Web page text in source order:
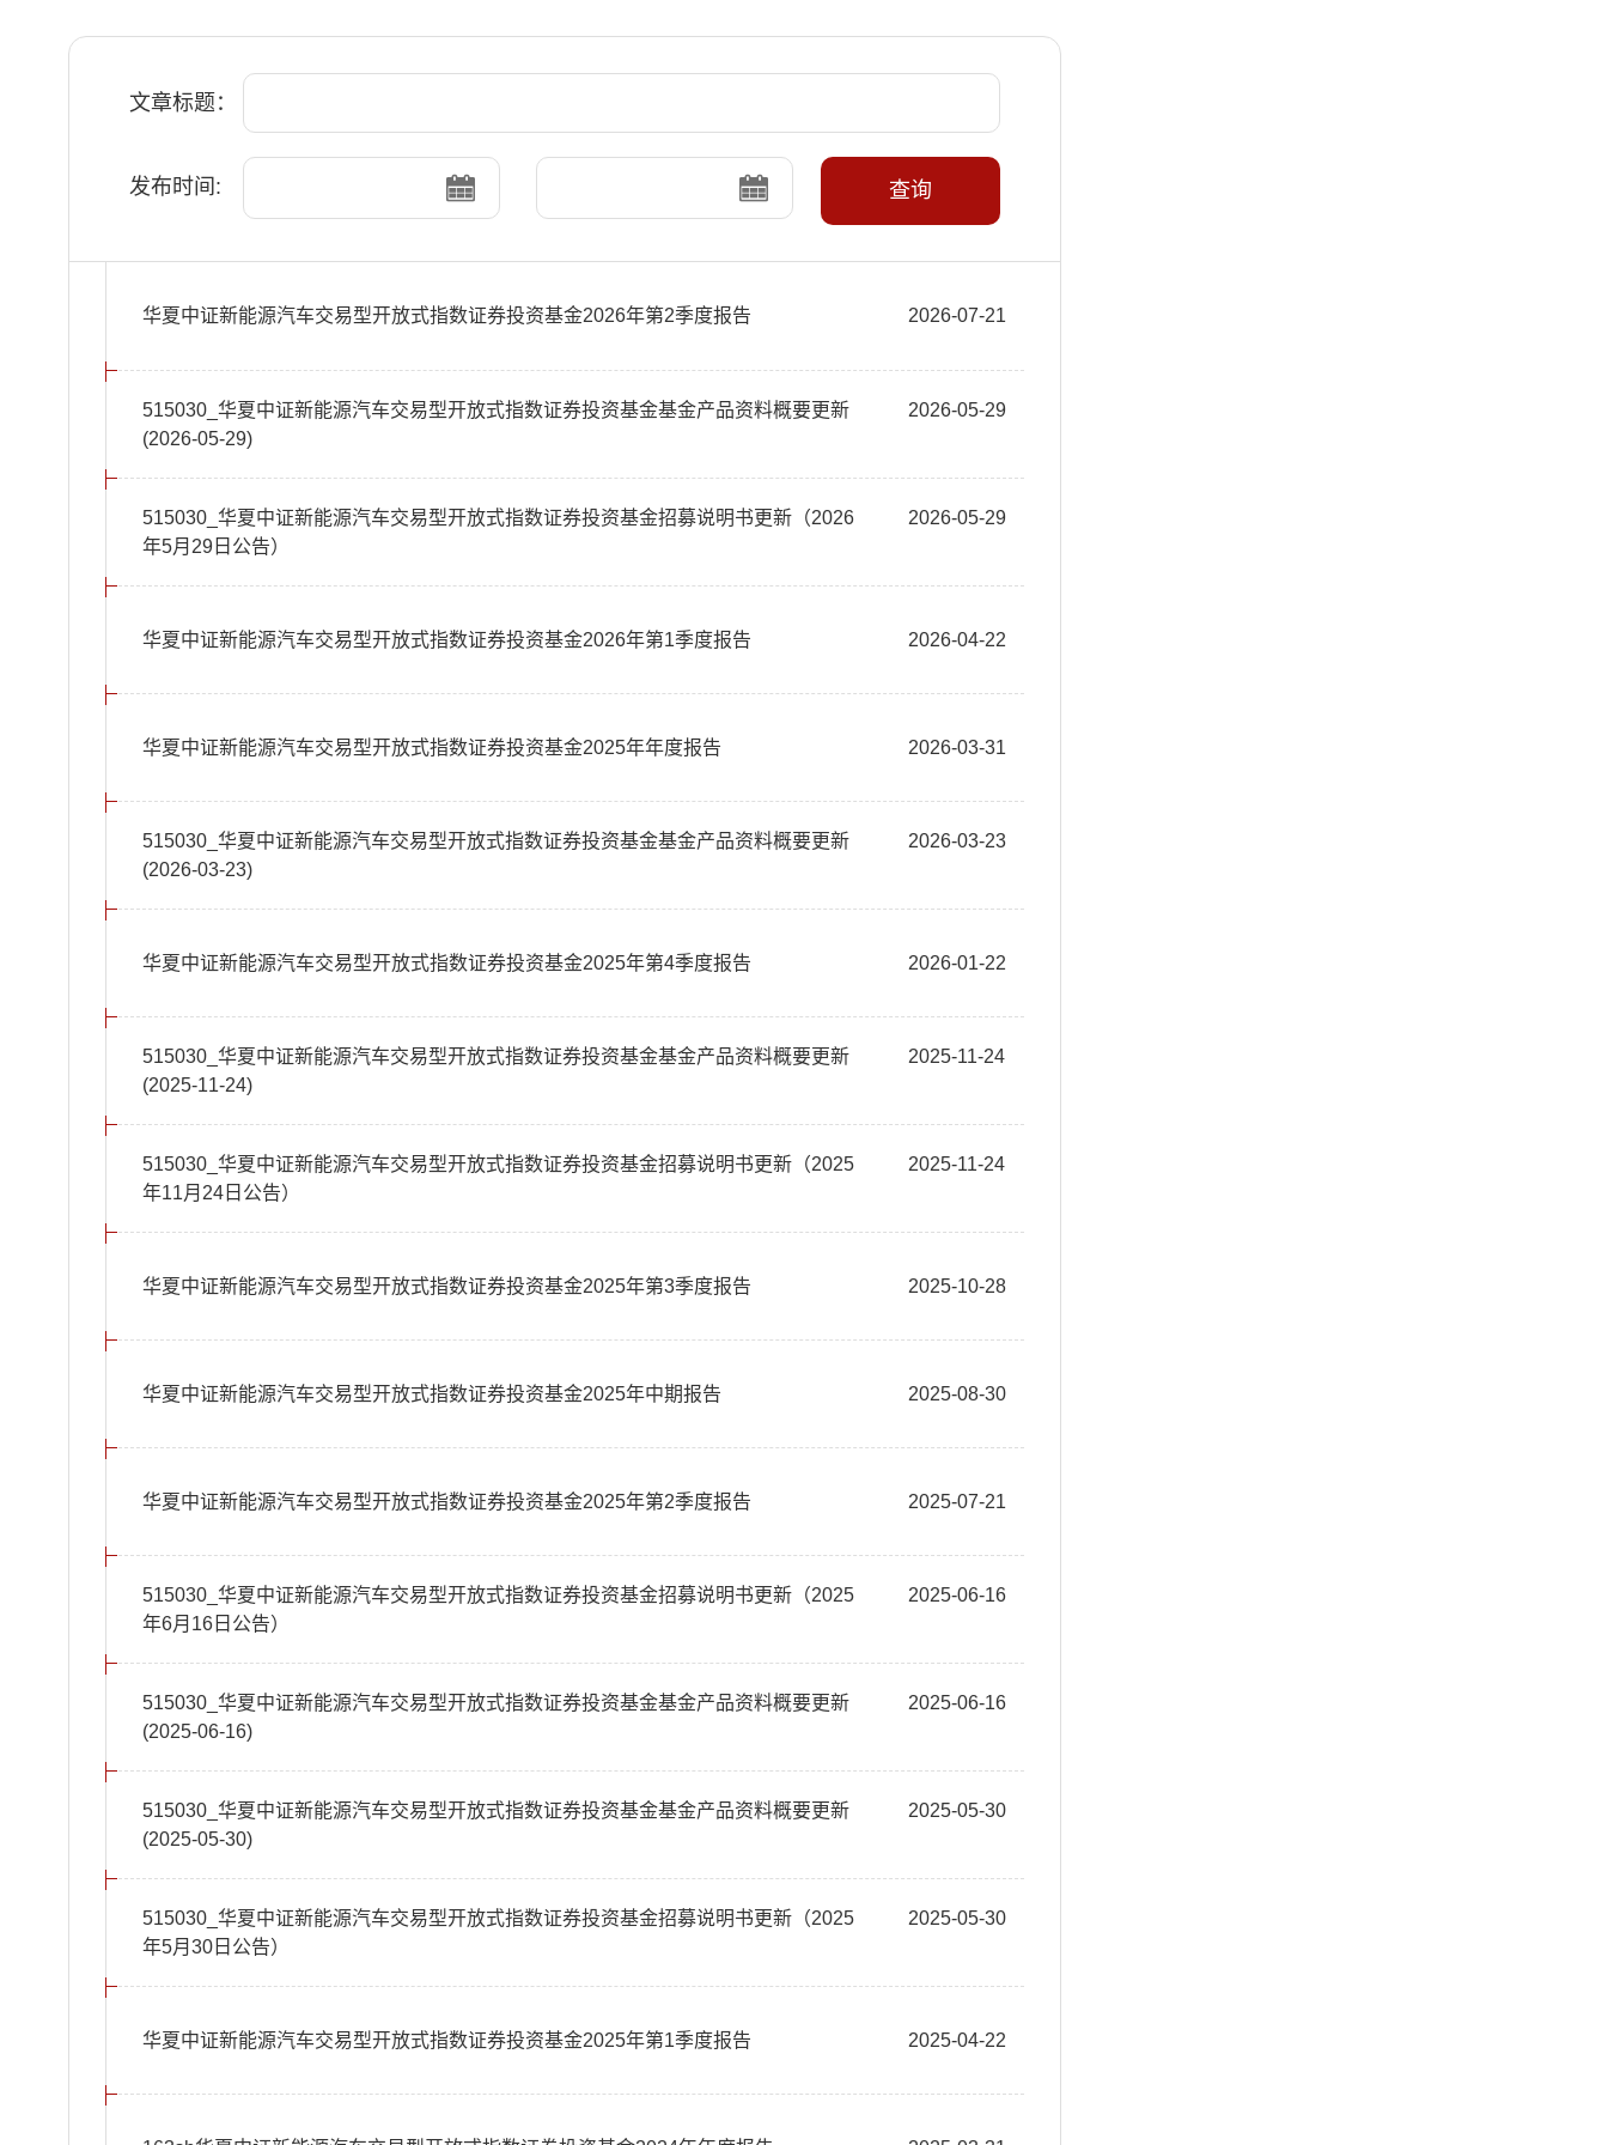
文章标题：
发布时间: 查询
华夏中证新能源汽车交易型开放式指数证券投资基金2026年第2季度报告 2026-07-21
515030_华夏中证新能源汽车交易型开放式指数证券投资基金基金产品资料概要更新
(2026-05-29)
2026-05-29
515030_华夏中证新能源汽车交易型开放式指数证券投资基金招募说明书更新（2026
年5月29日公告）
2026-05-29
华夏中证新能源汽车交易型开放式指数证券投资基金2026年第1季度报告 2026-04-22
华夏中证新能源汽车交易型开放式指数证券投资基金2025年年度报告 2026-03-31
515030_华夏中证新能源汽车交易型开放式指数证券投资基金基金产品资料概要更新
(2026-03-23)
2026-03-23
华夏中证新能源汽车交易型开放式指数证券投资基金2025年第4季度报告 2026-01-22
515030_华夏中证新能源汽车交易型开放式指数证券投资基金基金产品资料概要更新
(2025-11-24)
2025-11-24
515030_华夏中证新能源汽车交易型开放式指数证券投资基金招募说明书更新（2025
年11月24日公告）
2025-11-24
华夏中证新能源汽车交易型开放式指数证券投资基金2025年第3季度报告 2025-10-28
华夏中证新能源汽车交易型开放式指数证券投资基金2025年中期报告 2025-08-30
华夏中证新能源汽车交易型开放式指数证券投资基金2025年第2季度报告 2025-07-21
515030_华夏中证新能源汽车交易型开放式指数证券投资基金招募说明书更新（2025
年6月16日公告）
2025-06-16
515030_华夏中证新能源汽车交易型开放式指数证券投资基金基金产品资料概要更新
(2025-06-16)
2025-06-16
515030_华夏中证新能源汽车交易型开放式指数证券投资基金基金产品资料概要更新
(2025-05-30)
2025-05-30
515030_华夏中证新能源汽车交易型开放式指数证券投资基金招募说明书更新（2025
年5月30日公告）
2025-05-30
华夏中证新能源汽车交易型开放式指数证券投资基金2025年第1季度报告 2025-04-22